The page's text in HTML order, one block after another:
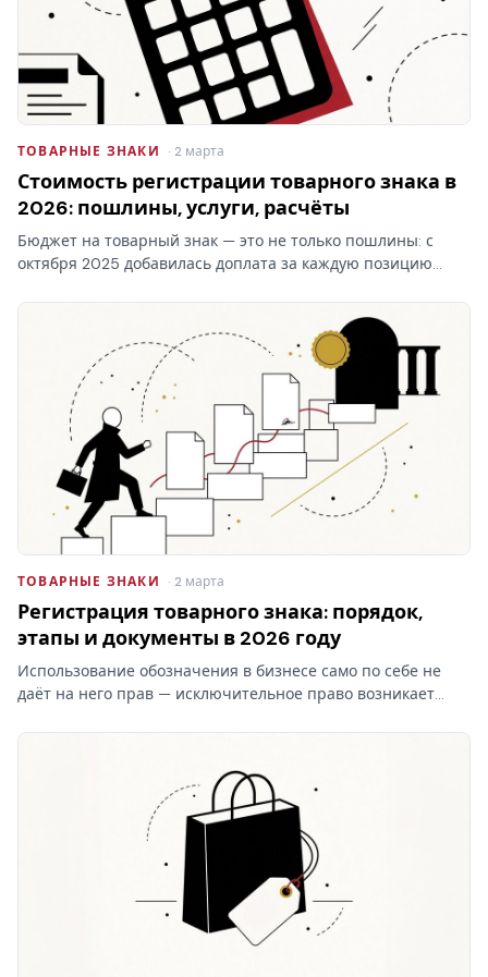
ТОВАРНЫЕ ЗНАКИ · 2 марта
Стоимость регистрации товарного знака в
2026: пошлины, услуги, расчёты
Бюджет на товарный знак — это не только пошлины: с
октября 2025 добавилась доплата за каждую позицию
товарного знака складывается из трёх блоков, и самый…
ТОВАРНЫЕ ЗНАКИ · 2 марта
Регистрация товарного знака: порядок,
этапы и документы в 2026 году
Использование обозначения в бизнесе само по себе не
даёт на него прав — исключительное право возникает
Разбираем этапы процедуры, документы, пошлины и